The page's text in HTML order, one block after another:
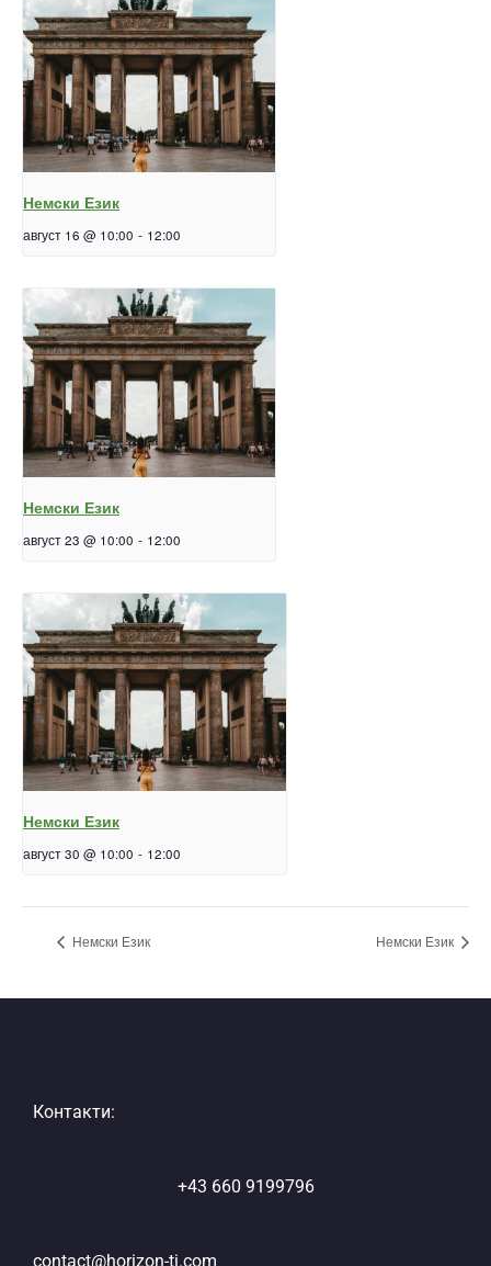
Немски Език
август 16 @ 10:00 - 12:00
Немски Език
август 23 @ 10:00 - 12:00
Немски Език
август 30 @ 10:00 - 12:00
Немски Език Немски Език
Контакти:
+43 660 9199796
contact@horizon-ti.com